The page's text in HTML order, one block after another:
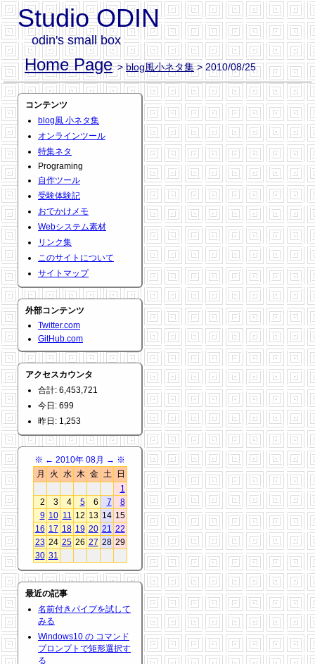
Studio ODIN
odin's small box
Home Page >blog風小ネタ集> 2010/08/25
コンテンツ
blog風 小ネタ集
オンラインツール
特集ネタ
Programing
自作ツール
受験体験記
おでかけメモ
Webシステム素材
リンク集
このサイトについて
サイトマップ
外部コンテンツ
Twitter.com
GitHub.com
アクセスカウンタ
合計: 6,453,721
今日: 699
昨日: 1,253
※ ← 2010年 08月 → ※
月
火 水 木 金 土
日
1
2
3 4 5 6 7
8
9 10 11 12 13 14 15
16 17 18 19 20 21 22
23 24 25 26 27 28 29
30 31
最近の記事
名前付きパイプを試して
みる
Windows10 の コマンド
プロンプトで矩形選択す
る